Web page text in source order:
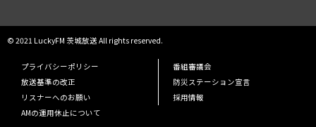
© 2021 LuckyFM 茨城放送 All rights reserved.
プライバシーポリシー
番組審議会
放送基準の改正
防災ステーション宣言
リスナーへのお願い
採用情報
AMの運用休止について